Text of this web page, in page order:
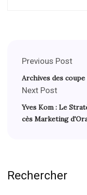
Previous Post
Archives des
Next Post
Yves Kom : Le
cès Marketing
Rechercher